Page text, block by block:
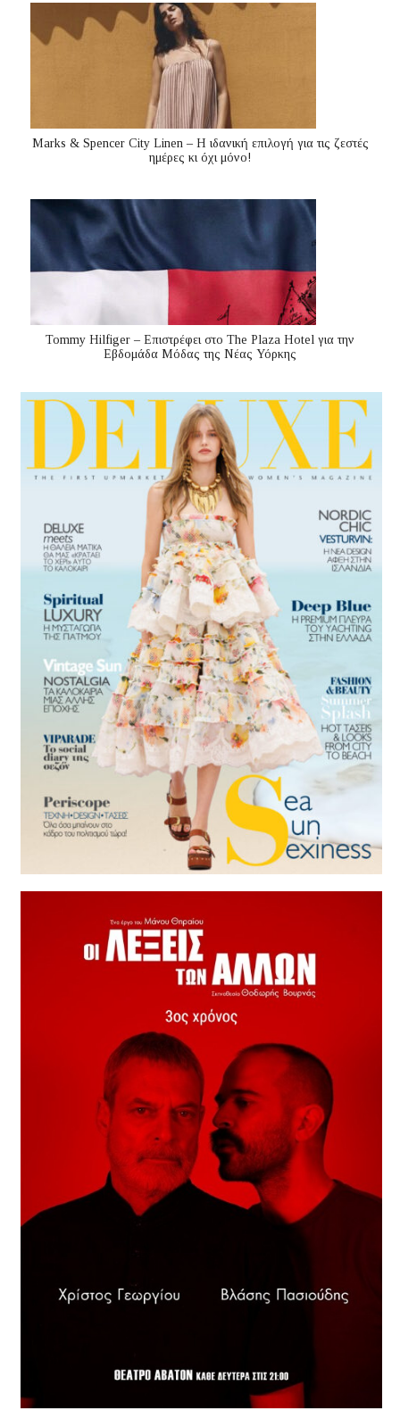
Marks & Spencer City Linen – Η ιδανική επιλογή για τις ζεστές
ημέρες κι όχι μόνο!
Tommy Hilfiger – Επιστρέφει στο The Plaza Hotel για την
Εβδομάδα Μόδας της Νέας Υόρκης